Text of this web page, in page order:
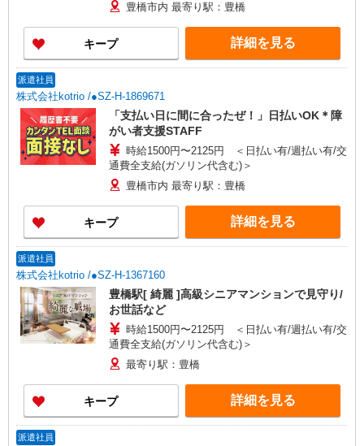
豊橋市内 最寄り駅：豊橋
キープ 詳細を見る
派遣社員
株式会社kotrio /●SZ-H-1869671
「支払い日に間に合ったぜ！」日払いOK＊障
がい者支援STAFF
時給1500円〜2125円 ＜日払い有/週払い有/交
通費全支給(ガソリン代含む)＞
豊橋市内 最寄り駅：豊橋
キープ 詳細を見る
派遣社員
株式会社kotrio /●SZ-H-1367160
豊橋駅[ 綺麗 ]高級シニアマンションで見守り/
お世話など
時給1500円〜2125円 ＜日払い有/週払い有/交
通費全支給(ガソリン代含む)＞
最寄り駅：豊橋
キープ 詳細を見る
派遣社員